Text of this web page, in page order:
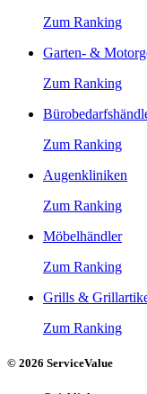
Zum Ranking
Garten- &
Zum Ranking
Zum Ranking
Augenkliniken
Zum Ranking
Möbelhändler
Zum Ranking
Grills &
Zum Ranking
© 2026 ServiceValue